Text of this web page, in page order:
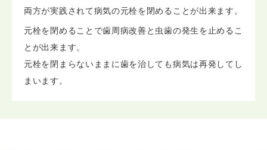
両方が実践されて病気の元栓を閉めることが出来ます。
元栓を閉めることで歯周病改善と虫歯の発生を止めるこ
とが出来ます。
元栓を閉まらないままに歯を治しても病気は再発してし
まいます。